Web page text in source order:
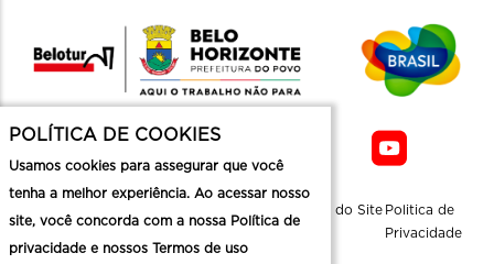
Mapa do Site Politica de
Privacidade
POLÍTICA DE COOKIES
Usamos cookies para assegurar que você
tenha a melhor experiência. Ao acessar nosso
site, você concorda com a nossa Política de
privacidade e nossos Termos de uso